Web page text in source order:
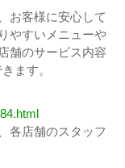
お客様に安心して
やすいメニューや
舗のサービス内容
ます。
各店舗のスタッフ